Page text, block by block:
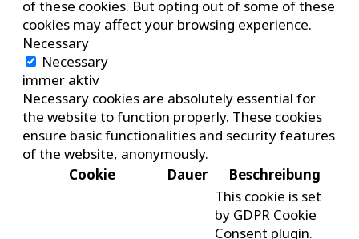
of these cookies. But opting out of some of these
cookies may affect your browsing experience.
Necessary
Necessary
immer aktiv
Necessary cookies are absolutely essential for
the website to function properly. These cookies
ensure basic functionalities and security features
of the website, anonymously.
Cookie
Dauer
Beschreibung
This cookie is set
by GDPR Cookie
Consent plugin.